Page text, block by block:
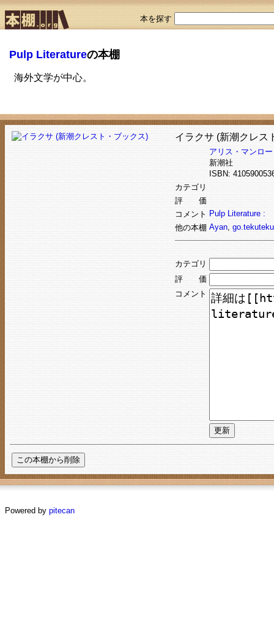
本を探す
Pulp Literatureの本棚
海外文学が中心。
イラクサ (新潮クレス
アリス・マンロー
新潮社
ISBN:
カテゴリ
評 価
コメント Pulp Literature :
他の本棚 Ayan, go.tekuteku
カテゴリ
評 価
コメント
Powered by pitecan